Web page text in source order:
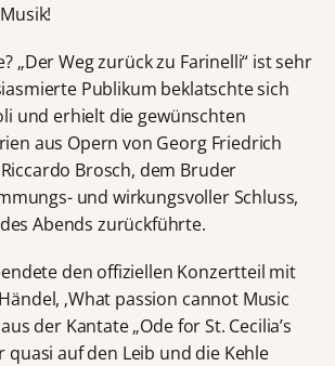
„Der Weg zurück zu Farinelli“ ist sehr
Publikum beklatschte sich
und erhielt die gewünschten
aus Opern von Georg Friedrich
Brosch, dem Bruder
und wirkungsvoller Schluss,
Abends zurückführte.
den offiziellen Konzertteil mit
‚What passion cannot Music
der Kantate „Ode for St. Cecilia’s
quasi auf den Leib und die Kehle